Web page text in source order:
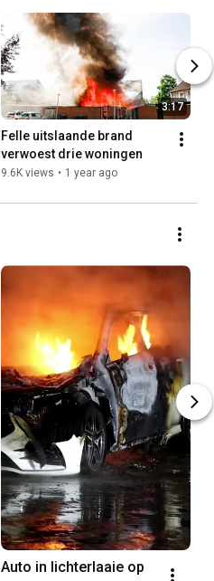
3:17
Felle uitslaande brand
verwoest drie woningen
9.6K views • 1 year ago
Auto in lichterlaaie op